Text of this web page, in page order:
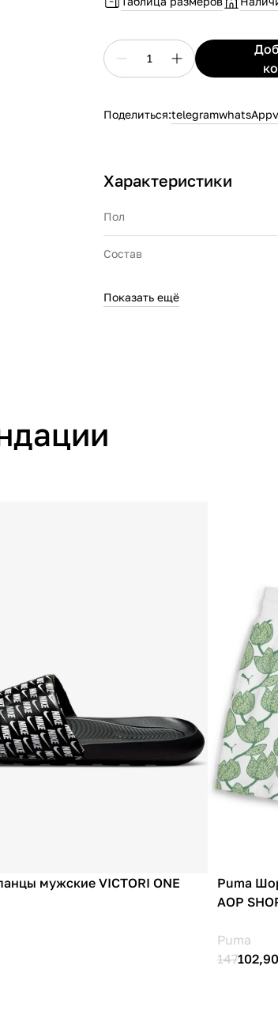
1
Поделиться:telegramwhatsApp
Характеристики
Пол
Состав
Показать ещё